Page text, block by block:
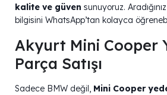
kalite ve güven sunuyoruz.
bilgisini WhatsApp’tan kolayca
Akyurt Mini Cooper
Parça Satışı
Sadece BMW değil, Mini Cooper